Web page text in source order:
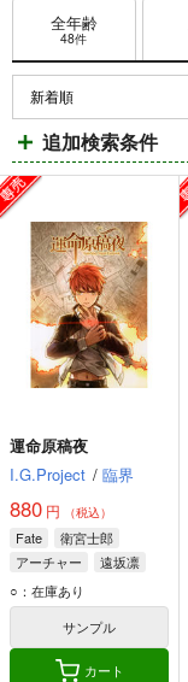
全年齢
48件
追加検索条件
運命原稿夜
I.G.Project / 臨界
880 円 （税込）
Fate
衛宮士郎
アーチャー
遠坂凛
○：在庫あり
サンプル
カート